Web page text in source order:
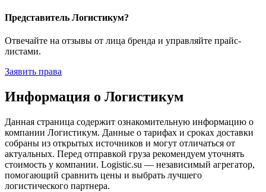
Представитель Логистикум?
Отвечайте на отзывы от лица бренда и управляйте прайс-
листами.
Заявить права
Информация о Логистикум
Данная страница содержит ознакомительную информацию о
компании Логистикум. Данные о тарифах и сроках доставки
собраны из открытых источников и могут отличаться от
актуальных. Перед отправкой груза рекомендуем уточнять
стоимость у компании. Logistic.su — независимый агрегатор,
помогающий сравнить цены и выбрать лучшего
логистического партнера.